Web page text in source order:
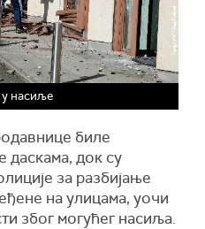
насиље
биле
даскама, док су
за разбијање
на улицама, уочи
због могућег насиља.